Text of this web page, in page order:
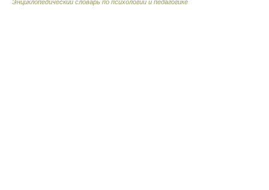
Энциклопедический словарь по психологии и педагогике